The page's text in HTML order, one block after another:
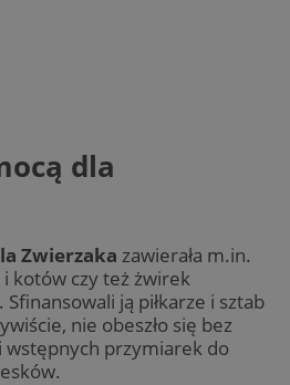
dla
Zwierzaka zawierała m.in.
kotów czy też żwirek
ją piłkarze i sztab
nie obeszło się bez
wstępnych przymiarek do